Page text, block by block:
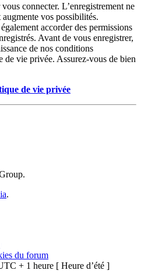
connecter. L’enregistrement ne
vos possibilités.
accorder des permissions
Avant de vous enregistrer,
de nos conditions
de vie privée. Assurez-vous de bien
de vie privée
.
du forum
+ 1 heure [ Heure d’été ]